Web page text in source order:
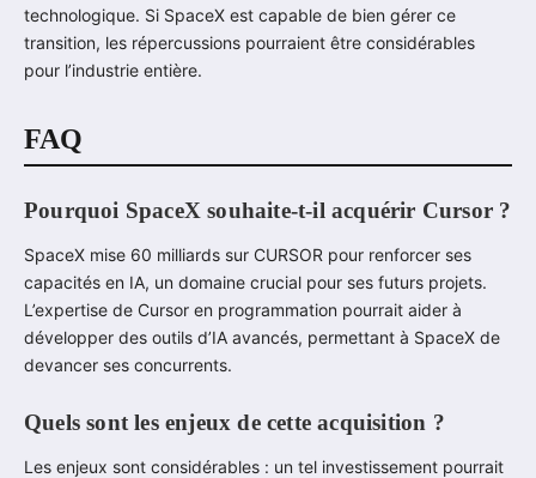
technologique. Si SpaceX est capable de bien gérer ce
transition, les répercussions pourraient être considérables
pour l’industrie entière.
FAQ
Pourquoi SpaceX souhaite-t-il acquérir Cursor ?
SpaceX mise 60 milliards sur CURSOR pour renforcer ses
capacités en IA, un domaine crucial pour ses futurs projets.
L’expertise de Cursor en programmation pourrait aider à
développer des outils d’IA avancés, permettant à SpaceX de
devancer ses concurrents.
Quels sont les enjeux de cette acquisition ?
Les enjeux sont considérables : un tel investissement pourrait